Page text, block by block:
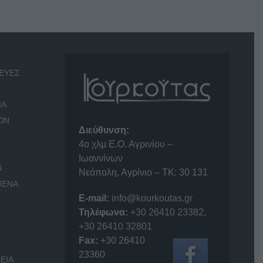
Διεύθυνση:
4o χλμ Ε.Ο. Αγρινίου –
Ιωαννίνων
Νεάπολη, Αγρίνιο – ΤΚ: 30 131
E-mail: info@kourkoutas.gr
Τηλέφωνα: +30 26410 23382,
+30 26410 32801
Fax: +30 26410
23360